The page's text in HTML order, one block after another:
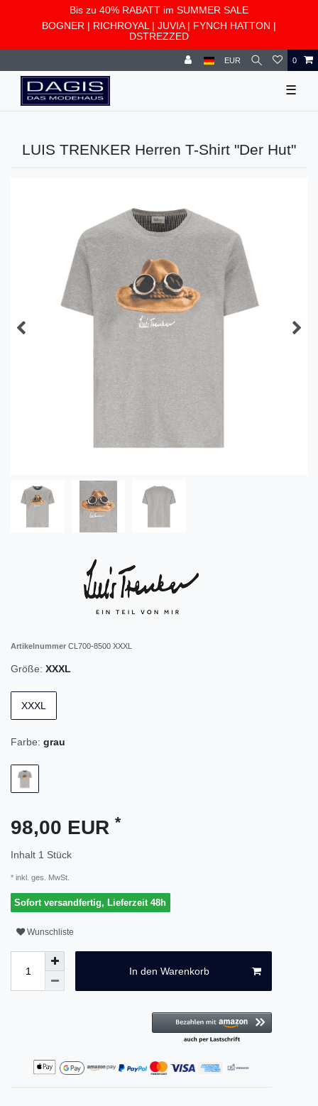
Bis zu 40% RABATT im SUMMER SALE
BOGNER | RICHROYAL | JUVIA| FYNCH HATTON |
DSTREZZED
EUR 0
☰
LUIS TRENKER Herren T-Shirt "Der Hut"
Artikelnummer CL700-8500 XXXL
Größe: XXXL
XXXL
Farbe: grau
98,00 EUR *
Inhalt 1 Stück
* inkl. ges. MwSt.
Sofort versandfertig, Lieferzeit 48h
Wunschliste
In den Warenkorb